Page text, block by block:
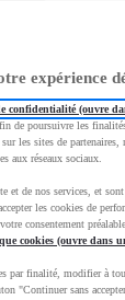
expérience
confidentialité (ouvre
de poursuivre les
les sites de
aux réseaux sociaux.
et de nos services, et
les cookies de
consentement
cookies (ouvre dans
par finalité, modifier à
"Continuer sans